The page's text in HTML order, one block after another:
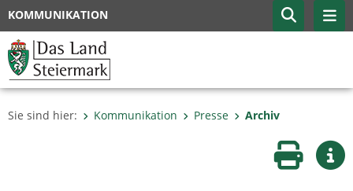
KOMMUNIKATION
Sie sind hier: Kommunikation Presse Archiv
Seite